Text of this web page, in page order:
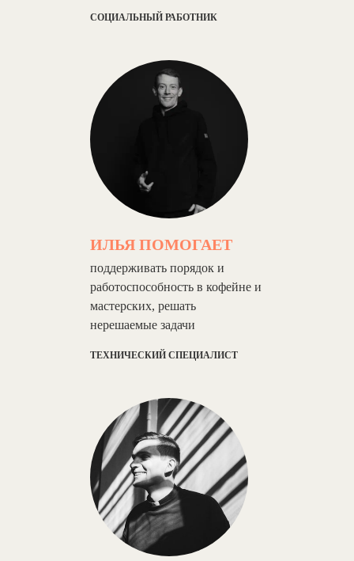
СОЦИАЛЬНЫЙ РАБОТНИК
ИЛЬЯ ПОМОГАЕТ
поддерживать порядок и
работоспособность в кофейне и
мастерских, решать
нерешаемые задачи
ТЕХНИЧЕСКИЙ СПЕЦИАЛИСТ